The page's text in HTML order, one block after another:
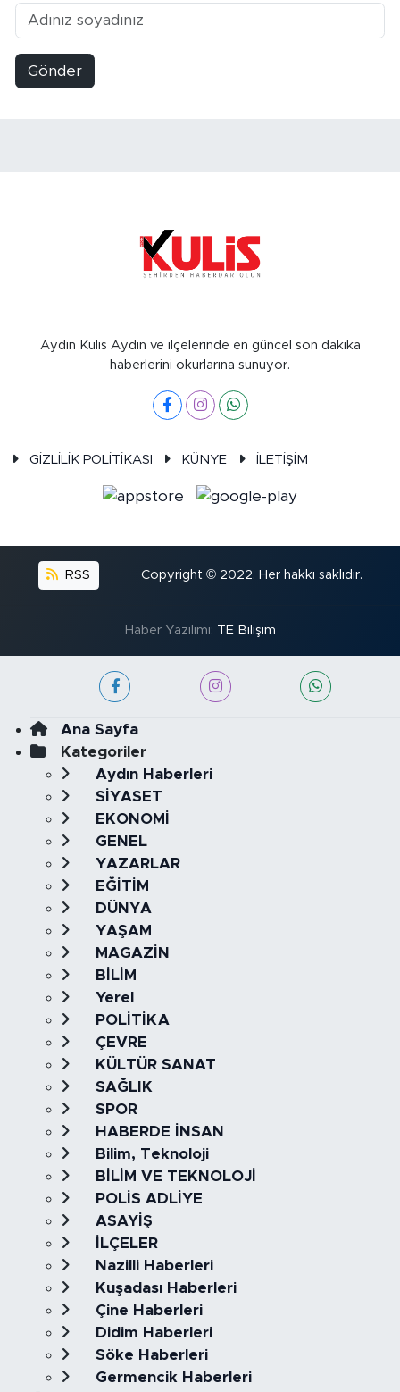
Gönder
Aydın Kulis Aydın ve ilçelerinde en güncel son dakika
haberlerini okurlarına sunuyor.
GİZLİLİK POLİTİKASI KÜNYE İLETİŞİM
RSS Copyright © 2022. Her hakkı saklıdır.
Haber Yazılımı: TE Bilişim
Ana Sayfa
Kategoriler
Aydın Haberleri
SİYASET
EKONOMİ
GENEL
YAZARLAR
EĞİTİM
DÜNYA
YAŞAM
MAGAZİN
BİLİM
Yerel
POLİTİKA
ÇEVRE
KÜLTÜR SANAT
SAĞLIK
SPOR
HABERDE İNSAN
Bilim, Teknoloji
BİLİM VE TEKNOLOJİ
POLİS ADLİYE
ASAYİŞ
İLÇELER
Nazilli Haberleri
Kuşadası Haberleri
Çine Haberleri
Didim Haberleri
Söke Haberleri
Germencik Haberleri